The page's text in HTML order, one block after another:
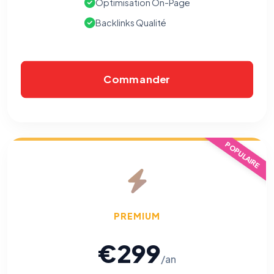
Optimisation On-Page
Backlinks Qualité
Commander
POPULAIRE
PREMIUM
€299/an
Cookies essentiels TOUJOURS ACTIF
mémorisation de vos choix de consentement. Ils ne
Nous aident à comprendre comment vous utilisez le site
(pages visitées, durée de visite) pour l'améliorer. Données
Meta/Facebook). Vous pouvez les refuser sans impact sur
Traceurs des courriels HORS SITE WEB